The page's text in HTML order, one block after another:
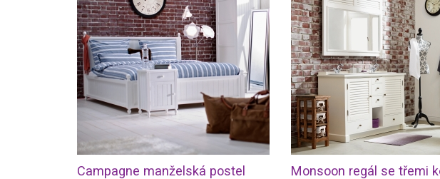
Campagne manželská postel Monsoon regál se třemi